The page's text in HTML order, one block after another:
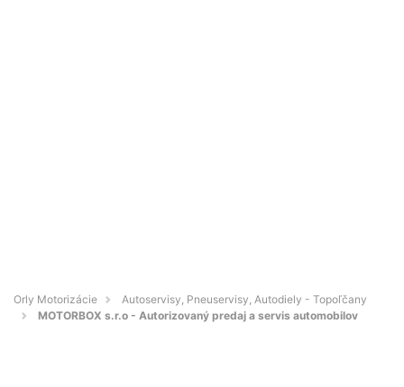
Orly Motorizácie
Autoservisy, Pneuservisy, Autodiely - Topoľčany
MOTORBOX s.r.o - Autorizovaný predaj a servis automobilov